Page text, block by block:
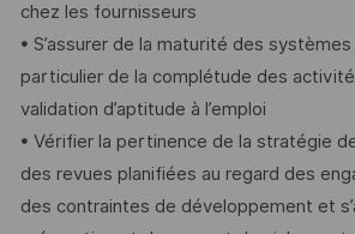
chez les fournisseurs
• S’assurer de la maturité des
particulier de la complétude des
validation d’aptitude à l’emploi
• Vérifier la pertinence de la stratégie
des revues planifiées au regard des
des contraintes de développement et